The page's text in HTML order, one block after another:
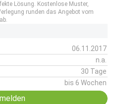
Lösung. Kostenlose Muster,
runden das Angebot vom
06.11.2017
n.a.
30 Tage
bis 6 Wochen